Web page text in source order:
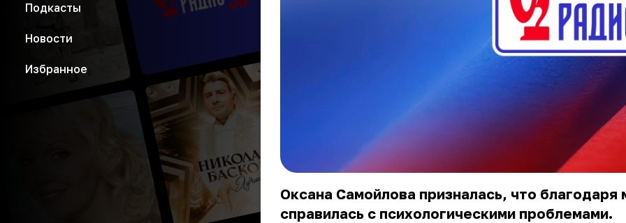
Подкасты
Новости
Избранное
Оксана Самойлова призналась, что благодаря
справилась с психологическими проблемами.